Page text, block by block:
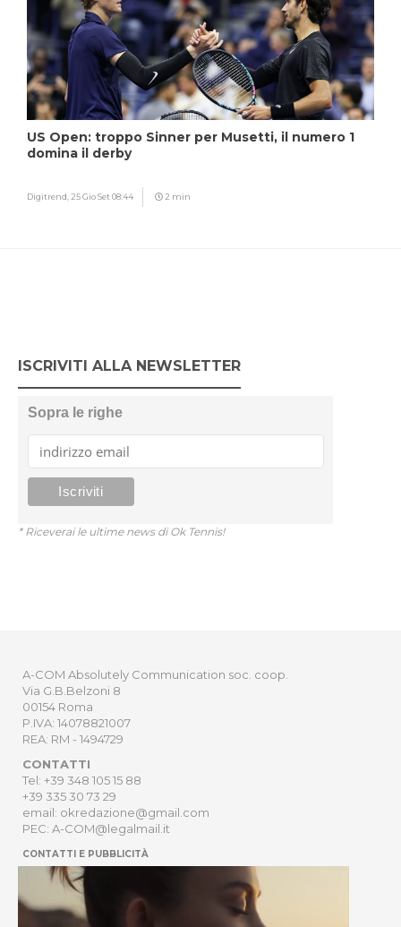
US Open: troppo Sinner per Musetti, il numero 1
domina il derby
Digitrend, 25 Gio Set 08:44 2 min
ISCRIVITI ALLA NEWSLETTER
Sopra le righe
* Riceverai le ultime news di Ok Tennis!
A-COM Absolutely Communication soc. coop.
Via G.B.Belzoni 8
00154 Roma
P.IVA: 14078821007
REA: RM - 1494729
CONTATTI
Tel: +39 348 105 15 88
+39 335 30 73 29
email: okredazione@gmail.com
PEC: A-COM@legalmail.it
CONTATTI E PUBBLICITÀ
HOME
NEWSLETTER
ORDER